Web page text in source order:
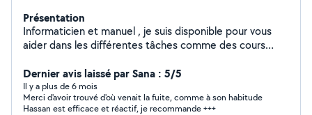
Présentation
Informaticien et manuel , je suis disponible pour vous
aider dans les différentes tâches comme des cours
déménagement et manutention. À très vite :)
Dernier avis laissé par Sana : 5/5
Il y a plus de 6 mois
Merci d'avoir trouvé d'où venait la fuite, comme à son habitude
Hassan est efficace et réactif, je recommande +++